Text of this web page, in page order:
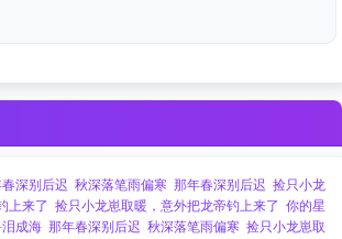
深别后迟 秋深落笔雨偏寒 那年春深别后迟 捡只小龙
上来了 捡只小龙崽取暖，意外把龙帝钓上来了 你的星
成海 那年春深别后迟 秋深落笔雨偏寒 捡只小龙崽取